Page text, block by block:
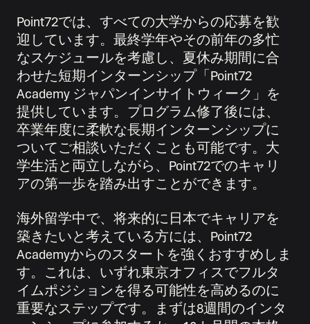
Point72では、すべての大学からの応募を歓
迎しています。最終学年やその前年の多忙
なスケジュールを考慮し、夏休み期間に合
わせた短期インターンシップ「Point72
Academy ジャパンインサイトウィーク」を
提供しています。プログラム修了後には、
卒業年度に柔軟な長期インターンシップに
ついてご相談いただくことも可能です。大
学生活と両立しながら、Point72でのキャリ
アの第一歩を踏み出すことができます。
海外留学中で、将来的に日本でキャリアを
築きたいと考えている方には、Point72
Academyからのスタートを強くおすすめしま
す。これは、いずれ東京オフィスでフルタ
イムポジションを得る可能性を高めるのに
重要なステップです。まずは8週間のインタ